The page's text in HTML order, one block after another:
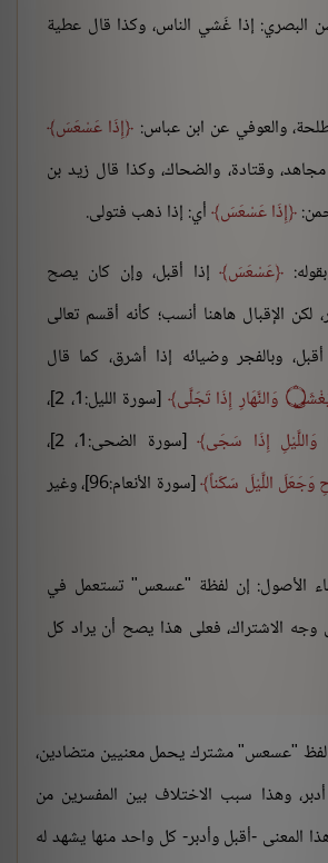
البصري: إذا غَشي الناس، وكذا قال عطية
والعوفي عن ابن عباس: إِذَا عَسْعَسَ
مجاهد، وقتادة، والضحاك، وكذا قال زيد بن
إِذَا عَسْعَسَ أي: إذا ذهب فتولى.
عَسْعَسَ إذا أقبل، وإن كان يصح
لكن الإقبال هاهنا أنسب؛ كأنه أقسم تعالى
أقبل، وبالفجر وضيائه إذا أشرق، كما قال
إِذَا تَجَلَّى
[سورة الليل:1، 2]،
[سورة الضحى:1، 2]،
وَجَعَلَ اللَّيْلَ سَكَناً
[سورة الأنعام:96]، وغير
الأصول: إن لفظة "عسعس" تستعمل في
وجه الاشتراك، فعلى هذا يصح أن يراد كل
لفظ "عسعس" مشترك يحمل معنيين متضادين،
أدبر، وهذا سبب الاختلاف بين المفسرين من
المعنى -أقبل وأدبر- كل واحد منها يشهد له